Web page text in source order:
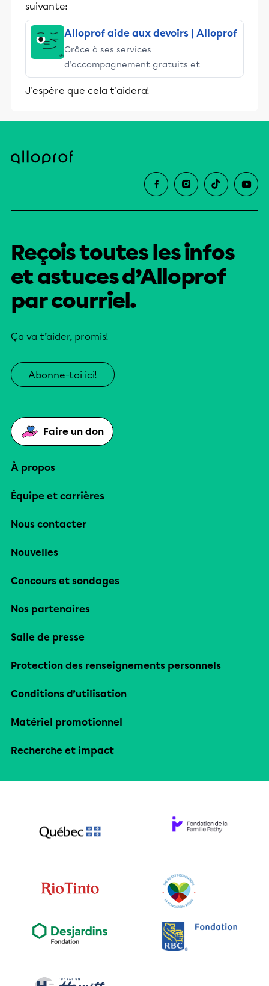
suivante:
Alloprof aide aux devoirs | Alloprof
Grâce à ses services
d’accompagnement gratuits et
stimulants, Alloprof engage les élèves
et leurs parents dans la réussite
J'espère que cela t'aidera!
Reçois toutes les infos
et astuces d’Alloprof
par courriel.
Ça va t’aider, promis!
Abonne-toi ici!
Faire un don
À propos
Équipe et carrières
Nous contacter
Nouvelles
Concours et sondages
Nos partenaires
Salle de presse
Protection des renseignements personnels
Conditions d’utilisation
Matériel promotionnel
Recherche et impact